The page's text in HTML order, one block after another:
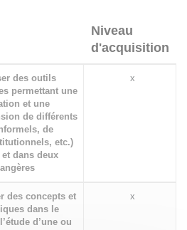
Niveau
d'acquisition
des outils
permettant une
et une
de différents
de
etc.)
dans deux
x
des concepts et
dans le
d’une ou
x